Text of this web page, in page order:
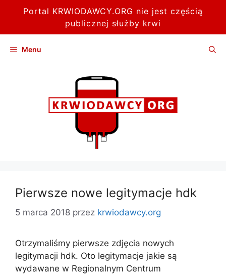
Portal KRWIODAWCY.ORG nie jest częścią
publicznej służby krwi
Menu
Pierwsze nowe legitymacje hdk
5 marca 2018 przez krwiodawcy.org
Otrzymaliśmy pierwsze zdjęcia nowych
legitymacji hdk. Oto legitymacje jakie są
wydawane w Regionalnym Centrum